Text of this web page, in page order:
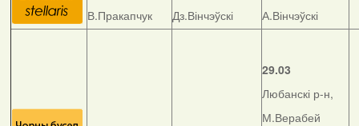
В.Пракапчук
Дз.Вінчэўскі
А.Вінчэўскі
29.03
Любанскі р-н,
М.Верабей